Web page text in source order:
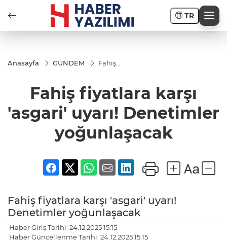
TR
Anasayfa GÜNDEM
Fahiş
Denetimler
yoğunlaşacak
Fahiş fiyatlara karşı
'asgari' uyarı! Denetimler
yoğunlaşacak
Fahiş fiyatlara karşı 'asgari' uyarı!
Denetimler yoğunlaşacak
Haber Giriş Tarihi: 24.12.2025 15:15
Haber Güncellenme Tarihi: 24.12.2025 15:15